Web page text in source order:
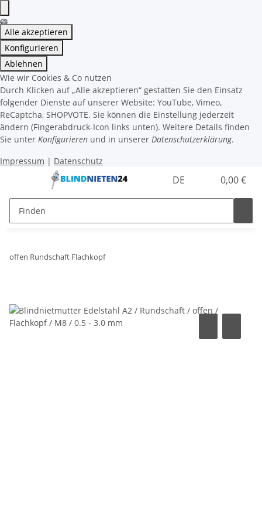
Alle akzeptieren
Konfigurieren
Ablehnen
Wie wir Cookies & Co nutzen
Durch Klicken auf „Alle akzeptieren“ gestatten Sie den Einsatz
folgender Dienste auf unserer Website: YouTube, Vimeo,
ReCaptcha, SHOPVOTE. Sie können die Einstellung jederzeit
ändern (Fingerabdruck-Icon links unten). Weitere Details finden
Sie unter Konfigurieren und in unserer Datenschutzerklärung.
Impressum | Datenschutz
DE 0,00 €
offen Rundschaft Flachkopf